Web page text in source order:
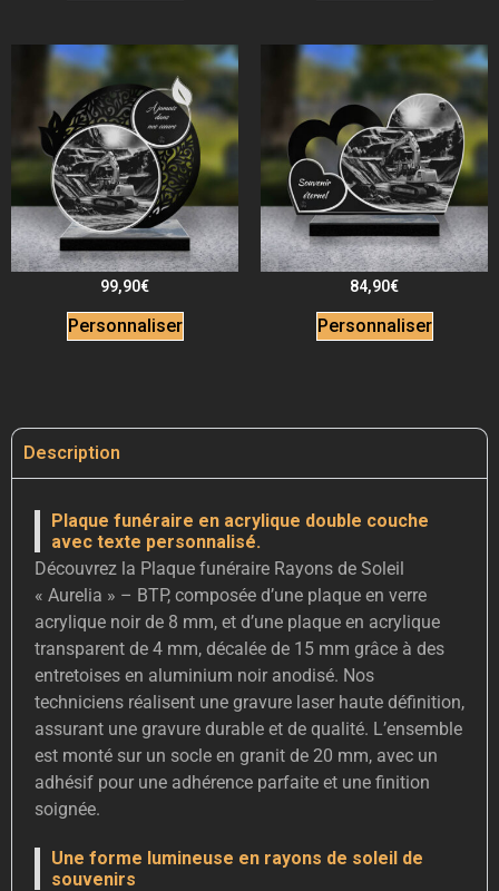
99,90€
Personnaliser
84,90€
Personnaliser
Description
Plaque funéraire en acrylique double couche
avec texte personnalisé.
Découvrez la Plaque funéraire Rayons de Soleil
« Aurelia » – BTP, composée d’une plaque en verre
acrylique noir de 8 mm, et d’une plaque en acrylique
transparent de 4 mm, décalée de 15 mm grâce à des
entretoises en aluminium noir anodisé. Nos
techniciens réalisent une gravure laser haute définition,
assurant une gravure durable et de qualité. L’ensemble
est monté sur un socle en granit de 20 mm, avec un
adhésif pour une adhérence parfaite et une finition
soignée.
Une forme lumineuse en rayons de soleil de
souvenirs